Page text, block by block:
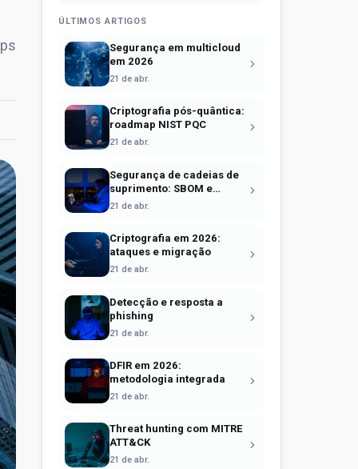
ÚLTIMOS ARTIGOS
Segurança em multicloud
em 2026
21 de abr.
Criptografia pós-quântica:
roadmap NIST PQC
21 de abr.
Segurança de cadeias de
suprimento: SBOM e
Sigstore
21 de abr.
Criptografia em 2026:
ataques e migração
21 de abr.
Detecção e resposta a
phishing
21 de abr.
DFIR em 2026:
metodologia integrada
21 de abr.
Threat hunting com MITRE
ATT&CK
21 de abr.